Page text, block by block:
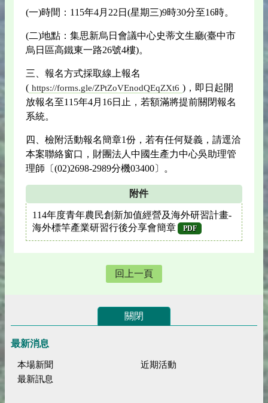
(一)時間：115年4月22日(星期三)9時30分至16時。
(二)地點：集思新烏日會議中心史蒂文生廳(臺中市
烏日區高鐵東一路26號4樓)。
三、報名方式採取線上報名
( https://forms.gle/ZPtZoVEnodQEqZXt6 )，即日起開
放報名至115年4月16日止，若額滿將提前關閉報名
系統。
四、檢附活動報名簡章1份，若有任何疑義，請逕洽
本案聯絡窗口，財團法人中國生產力中心吳助理管
理師〔(02)2698-2989分機03400〕。
附件
114年度青年農民創新加值經營及海外研習計畫-
海外標竿產業研習行後分享會簡章
PDF
回上一頁
關閉
最新消息
本場新聞
近期活動
最新訊息